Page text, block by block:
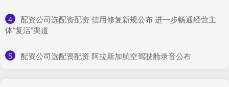
4
​配资公司选配资配资 信用修复新规公布 进一步畅通经营主
体“复活”渠道
5 ​配资公司选配资配资 阿拉斯加航空驾驶舱录音公布